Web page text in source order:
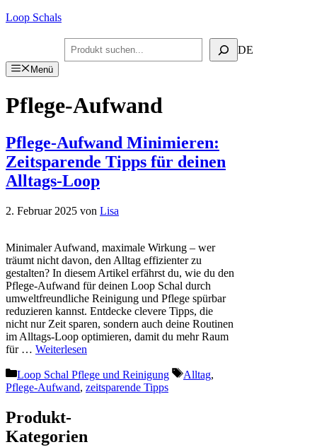
Zum
Loop Schals
Suchen DE
Menü
Pflege-Aufwand
Pflege-Aufwand Minimieren:
Zeitsparende Tipps für deinen
Alltags-Loop
2. Februar 2025 von Lisa
Minimaler Aufwand, maximale Wirkung – wer
träumt nicht davon, den Alltag effizienter zu
gestalten? In diesem Artikel erfährst du, wie du den
Pflege-Aufwand für deinen Loop Schal durch
umweltfreundliche Reinigung und Pflege spürbar
reduzieren kannst. Entdecke clevere Tipps, die
nicht nur Zeit sparen, sondern auch deine Routinen
im Alltags-Loop optimieren, damit du mehr Raum
für … Weiterlesen
Kategorien
Loop Schal Pflege und Reinigung Schlagwörter
Alltag,
Pflege-Aufwand, zeitsparende Tipps
Produkt-
Kategorien